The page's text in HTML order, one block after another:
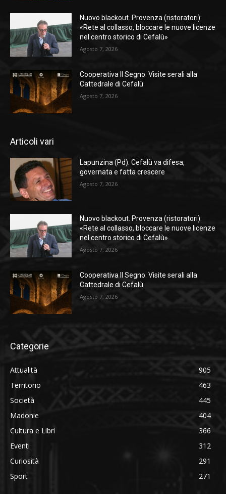
Nuovo blackout. Provenza (ristoratori):
«Rete al collasso, bloccare le nuove licenze
nel centro storico di Cefalù»
Agosto 7, 2026
Cooperativa Il Segno. Visite serali alla
Cattedrale di Cefalù
Agosto 7, 2026
Articoli vari
Lapunzina (Pd): Cefalù va difesa,
governata e fatta crescere
Agosto 7, 2026
Nuovo blackout. Provenza (ristoratori):
«Rete al collasso, bloccare le nuove licenze
nel centro storico di Cefalù»
Agosto 7, 2026
Cooperativa Il Segno. Visite serali alla
Cattedrale di Cefalù
Agosto 7, 2026
Categorie
Attualità
905
Territorio
463
Società
445
Madonie
404
Cultura e Libri
366
Eventi
312
Curiosità
291
Sport
271